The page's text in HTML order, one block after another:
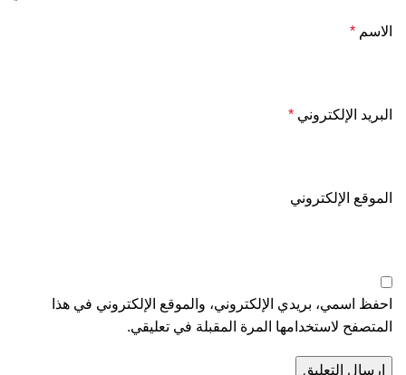
الاسم *
البريد الإلكتروني *
الموقع الإلكتروني
احفظ اسمي، بريدي الإلكتروني، والموقع الإلكتروني في هذا
المتصفح لاستخدامها المرة المقبلة في تعليقي.